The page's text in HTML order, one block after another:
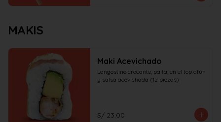
MAKIS
Maki Acevichado
Langostino crocante, palta, en el top atún
y salsa acevichada (12 piezas)
S/ 23.00